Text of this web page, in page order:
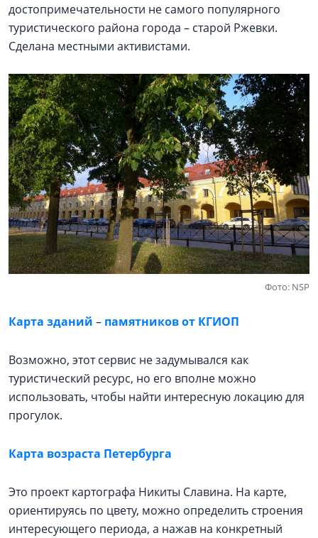
достопримечательности не самого популярного
туристического района города – старой Ржевки.
Сделана местными активистами.
Фото: NSP
Карта зданий – памятников от КГИОП
Возможно, этот сервис не задумывался как
туристический ресурс, но его вполне можно
использовать, чтобы найти интересную локацию для
прогулок.
Карта возраста Петербурга
Это проект картографа Никиты Славина. На карте,
ориентируясь по цвету, можно определить строения
интересующего периода, а нажав на конкретный